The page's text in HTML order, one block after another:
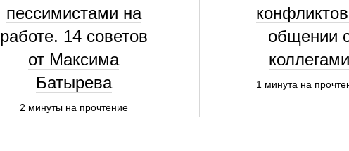
пессимистами на
работе. 14 советов
от Максима
Батырева
2 минуты на прочтение
общении
коллегами
1 минута на